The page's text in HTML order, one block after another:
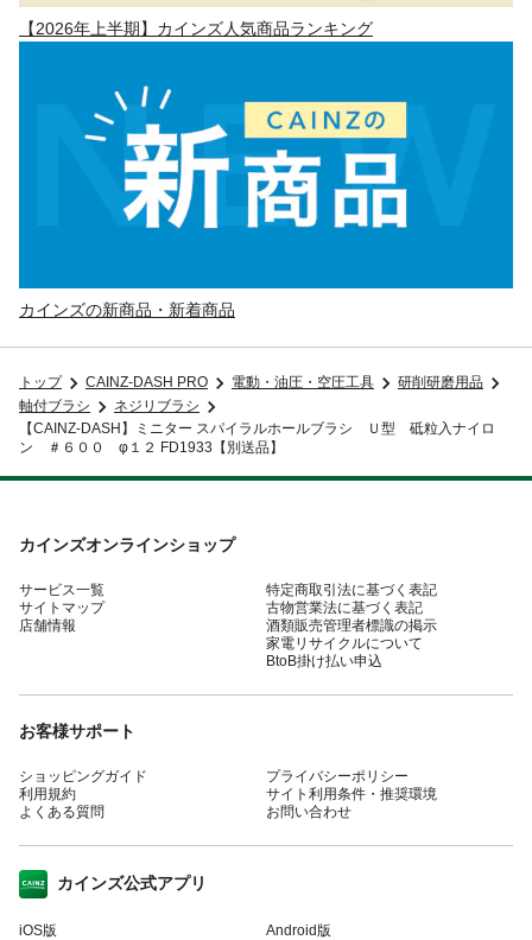
【2026年上半期】カインズ人気商品ランキング
カインズの新商品・新着商品
トップ CAINZ-DASH PRO 電動・油圧・空圧工具
研削研磨用品
軸付ブラシ
ネジリブラシ
【CAINZ-DASH】ミニター スパイラルホールブラシ Ｕ型 砥粒入ナイロ
ン ＃６００ φ１２ FD1933【別送品】
カインズオンラインショップ
サービス一覧
サイトマップ
店舗情報
特定商取引法に基づく表記
古物営業法に基づく表記
酒類販売管理者標識の掲示
家電リサイクルについて
BtoB掛け払い申込
お客様サポート
ショッピングガイド
利用規約
よくある質問
プライバシーポリシー
サイト利用条件・推奨環境
お問い合わせ
カインズ公式アプリ
iOS版 Android版